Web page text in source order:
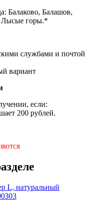
Балаково, Балашов,
Лысые горы.*
службами и почтой
вариант
если:
200 рублей.